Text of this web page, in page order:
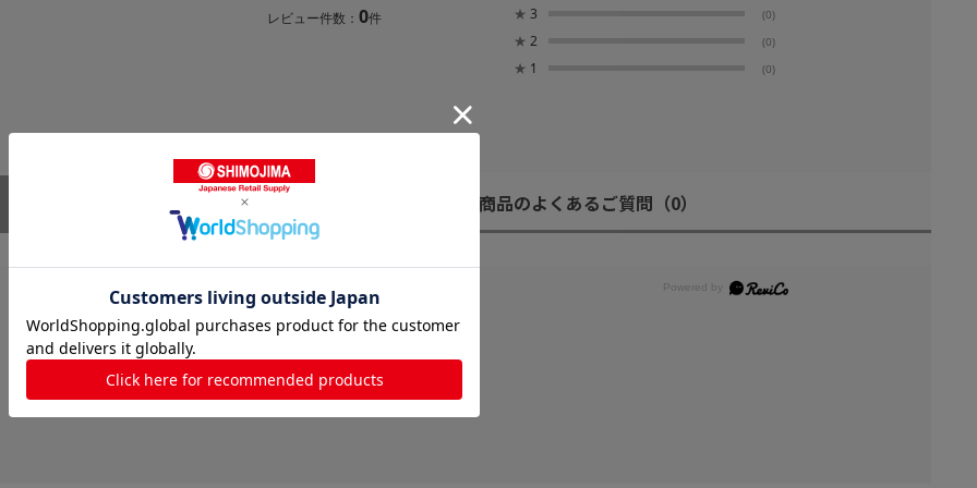
レビュー件数： 0件 ★ 3 (0)
★ 2 (0)
★ 1 (0)
商品のよくあるご質問 （0）
レビューはありません。